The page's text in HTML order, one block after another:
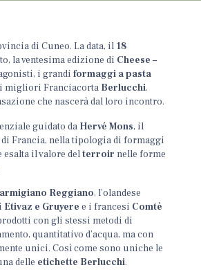
di Cuneo. La data, il 18
la ventesima edizione di Cheese –
i grandiformaggi a pasta
migliori Franciacorta Berlucchi.
che nascerà dal loro incontro.
guidato da Hervé Mons, il
Francia, nella tipologia di formaggi
esalta il valore delterroir nelle forme
Reggiano, l’olandese
Etivaz e Gruyere e i francesi Comtè
con gli stessi metodi di
quantitativo d’acqua, ma con
unici. Così come sono uniche le
delle etichette Berlucchi.